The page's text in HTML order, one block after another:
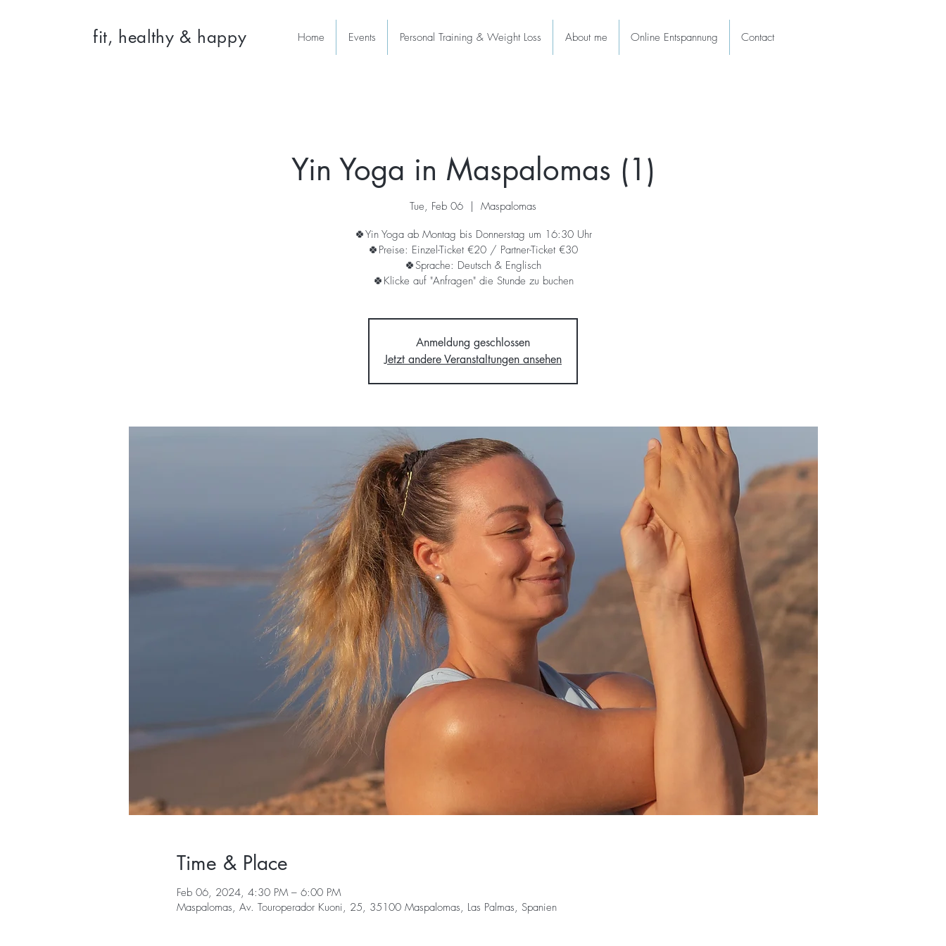
Home Events Personal Training & Weight Loss About me Online Entspannung Contact
fit, healthy & happy
Yin Yoga in Maspalomas (1)
Tue, Feb 06
  |
Maspalomas
🍀Yin Yoga ab Montag bis Donnerstag um 16:30 Uhr
🍀Preise: Einzel-Ticket €20 / Partner-Ticket €30
🍀Sprache: Deutsch & Englisch
🍀Klicke auf "Anfragen" die Stunde zu buchen
Anmeldung geschlossen
Jetzt andere Veranstaltungen ansehen
Time & Place
Feb 06, 2024, 4:30 PM – 6:00 PM
Maspalomas, Av. Touroperador Kuoni, 25, 35100 Maspalomas, Las Palmas, Spanien